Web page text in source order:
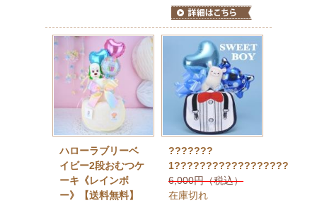
ハローラブリーベ
イビー2段おむつケ
ーキ《レインボ
ー》【送料無料】
???????
1??????????????????
6,000円（税込）
在庫切れ